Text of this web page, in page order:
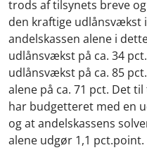
trods af tilsynets breve
den kraftige udlånsvækst
andelskassen alene i
udlånsvækst på ca. 34
udlånsvækst på ca. 85
alene på ca. 71 pct. Det
har budgetteret med en
og at andelskassens
alene udgør 1,1 pct.point.